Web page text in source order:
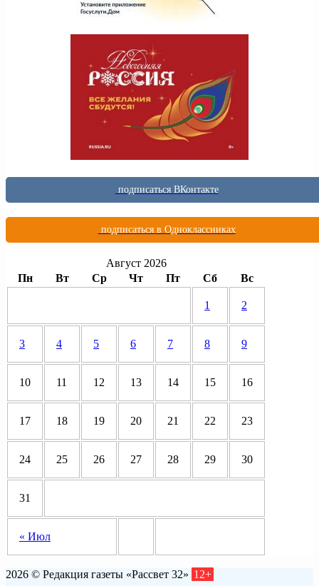
подписаться ВКонтакте
подписаться в Одноклассниках
Август 2026
Пн
Вт Ср Чт Пт Сб Вс
« Июл
1 2
3 4 5 6 7 8 9
10 11 12 13 14 15 16
17 18 19 20 21 22 23
24 25 26 27 28 29 30
31
2026 © Редакция газеты «Рассвет 32» 12+